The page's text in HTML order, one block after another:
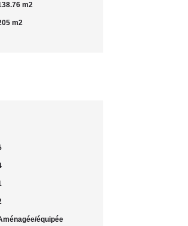
m2
m2
équipée